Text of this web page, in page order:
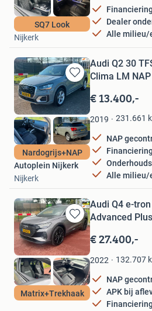
SQ7 Look
Dealer
Alle milieu/
Autoplein Nijkerk
Nijkerk
Bewaren
in
Mijn
Favorieten
Nardogrijs+NAP
Audi Q2 30
Clima LM NAP
€ 13.400,-
2019 231.661
NAP
Alle milieu/
Autoplein Nijkerk
Nijkerk
Bewaren
in
Mijn
Favorieten
Matrix+Trekhaak
Audi Q4 e-
Advanced
€ 27.400,-
2022 132.707
NAP
APK bij